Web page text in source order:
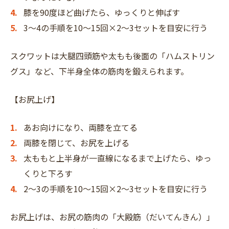
膝を90度ほど曲げたら、ゆっくりと伸ばす
3〜4の手順を10〜15回×2〜3セットを目安に行う
スクワットは大腿四頭筋や太もも後面の「ハムストリン
グス」など、下半身全体の筋肉を鍛えられます。
【お尻上げ】
あお向けになり、両膝を立てる
両膝を閉じて、お尻を上げる
太ももと上半身が一直線になるまで上げたら、ゆっ
くりと下ろす
2〜3の手順を10〜15回×2〜3セットを目安に行う
お尻上げは、お尻の筋肉の「大殿筋（だいてんきん）」